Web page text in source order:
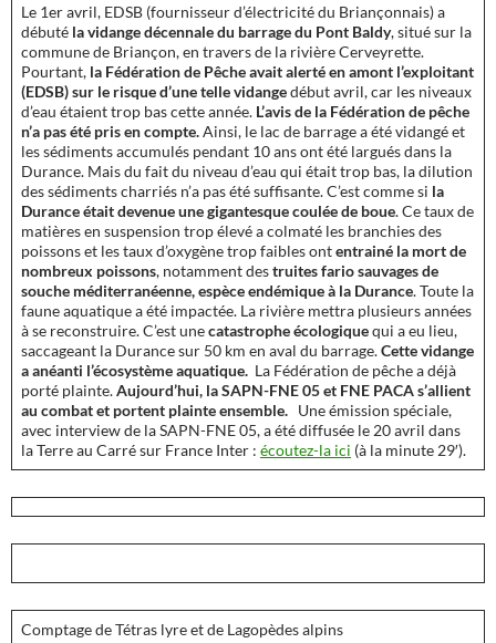
Le 1er avril, EDSB (fournisseur d’électricité du Briançonnais) a
débuté la vidange décennale du barrage du Pont Baldy, situé sur la
commune de Briançon, en travers de la rivière Cerveyrette.
Pourtant, la Fédération de Pêche avait alerté en amont l’exploitant
(EDSB) sur le risque d’une telle vidangedébut avril, car les niveaux
d’eau étaient trop bas cette année. L’avis de la Fédération de pêche
n’a pas été pris en compte.Ainsi, le lac de barrage a été vidangé et
les sédiments accumulés pendant 10 ans ont été largués dans la
Durance. Mais du fait du niveau d’eau qui était trop bas, la dilution
des sédiments charriés n’a pas été suffisante. C’est comme si la
Durance était devenue une gigantesque coulée de boue. Ce taux de
matières en suspension trop élevé a colmaté les branchies des
poissons et les taux d’oxygène trop faibles ontentrainé la mort de
nombreux poissons, notamment destruites fario sauvages de
souche méditerranéenne, espèce endémique à la Durance. Toute la
faune aquatique a été impactée. La rivière mettra plusieurs années
à se reconstruire. C’est unecatastrophe écologiquequi a eu lieu,
saccageant la Durance sur 50 km en aval du barrage.Cette vidange
a anéanti l’écosystème aquatique. La Fédération de pêche a déjà
porté plainte.Aujourd’hui, la SAPN-FNE 05 et FNE PACA s’allient
au combat et portent plainte ensemble. Une émission spéciale,
avec interview de la SAPN-FNE 05, a été diffusée le 20 avril dans
la Terre au Carré sur France Inter : écoutez-la ici (à la minute 29′).
Comptage de Tétras lyre et de Lagopèdes alpins